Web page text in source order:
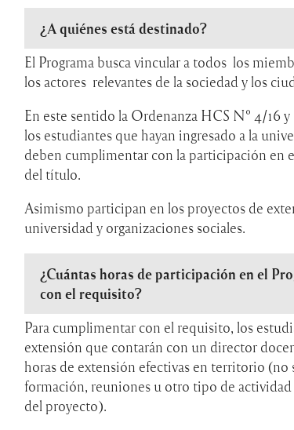
¿A quiénes está destinado?
El Programa busca vincular a todos los
los actores relevantes de la sociedad y los
En este sentido la Ordenanza HCS N° 4/16
los estudiantes que hayan ingresado a la
deben cumplimentar con la participación en
del título.
Asimismo participan en los proyectos de
universidad y organizaciones sociales.
¿Cuántas horas de participación en el
con el requisito?
Para cumplimentar con el requisito, los
extensión que contarán con un director
horas de extensión efectivas en territorio
formación, reuniones u otro tipo de
del proyecto).